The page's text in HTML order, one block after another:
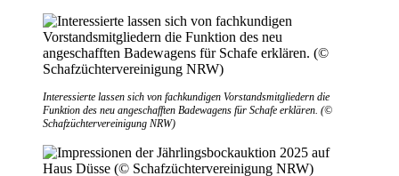
Interessierte lassen sich von fachkundigen Vorstandsmitgliedern die
Funktion des neu angeschafften Badewagens für Schafe erklären. (©
Schafzüchtervereinigung NRW)